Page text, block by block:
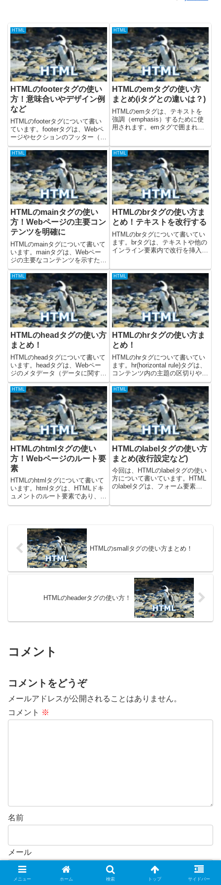
HTML
HTMLのfooterタグの使い
方！意味合いやデザイン例
など
HTMLのfooterタグについて書い
ています。footerタグは、Webペ
ージやセクションのフッター（末
尾部分）を示すために使用されま
す。通常、著作権情報、連絡先、
ソーシャルメディアへのリンク、
サイトマップ、利用規約など、そ
のコンテンツの...
HTML
HTMLのemタグの使い方
まとめ(iタグとの違いは？)
HTMLのemタグは、テキストを
強調（emphasis）するために使
用されます。emタグで囲まれた
す。この記事では、emタグの基
本的な使い方などをサンプルコー
ドを交えながら書いています...
HTML
HTMLのmainタグの使い
方！Webページの主要コン
テンツを明確に
HTMLのmainタグについて書いて
います。mainタグは、Webペー
ジの主要なコンテンツを示すため
に使用されます。これは、ヘッダ
ー、フッター、サイドバー、ナビ
ゲーションなどの繰り返される要
素とは異なり、ページの中核とな
るコンテンツをマーク...
HTML
HTMLのbrタグの使い方ま
とめ！テキストを改行する
HTMLのbrタグについて書いてい
ます。brタグは、テキストや他の
インライン要素内で改行を挿入す
を分けたり、住所などの特定のテ
キスト構造を表現したりする際に
役立ちます。この記事で...
HTML
HTMLのheadタグの使い方
まとめ！
HTMLのheadタグについて書いて
います。headタグは、Webペー
ジのメタデータ（データに関する
データ）や、ブラウザや検索エン
ジンがWebページを正しく処理す
るために必要な情報などを記述す
るために使用されます。headタ
グ内に記述された...
HTML
HTMLのhrタグの使い方ま
とめ！
HTMLのhrタグについて書いてい
ます。hr(horizontal rule)タグは、
コンテンツ内の主題の区切りや、
視覚的な区切り線を作成するため
に使用される、非常にシンプルな
要素です。hrタグは、段落、セク
ション、またはその他のコンテン
ツ...
HTML
HTMLのhtmlタグの使い
方！Webページのルート要
素
HTMLのhtmlタグについて書いて
います。htmlタグは、HTMLドキ
ュメントのルート要素であり、す
べてのHTMLコンテンツを包含す
本的な要素の一つであり、Webブ
ラウザに対し...
HTML
HTMLのlabelタグの使い方
まとめ(改行設定など)
今回は、HTMLのlabelタグの使い
方について書いています。HTML
のlabelタグは、フォーム要素
HTMLのsmallタグの使い方まとめ！
HTMLのheaderタグの使い方！
コメント
コメントをどうぞ
メールアドレスが公開されることはありません。
コメント ※
名前
メール
メニュー ホーム 検索 トップ サイドバー